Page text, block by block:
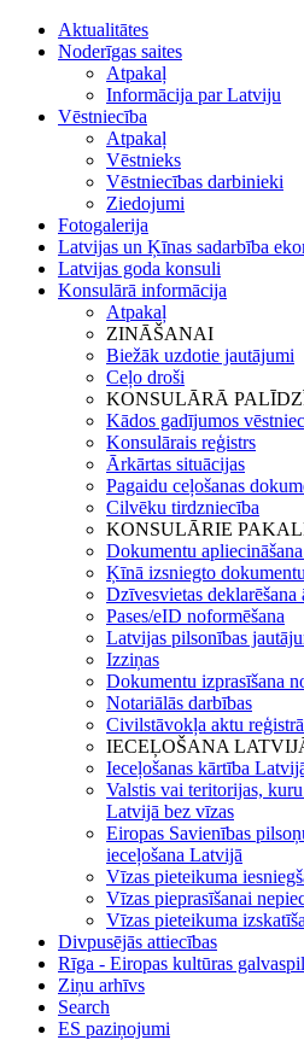
Aktualitātes
Noderīgas saites
Atpakaļ
Informācija par Latviju
Vēstniecība
Atpakaļ
Vēstnieks
Vēstniecības darbinieki
Ziedojumi
Fotogalerija
Latvijas un Ķīnas sadarbība
Latvijas goda konsuli
Konsulārā informācija
Atpakaļ
ZINĀŠANAI
Biežāk uzdotie jautājumi
Ceļo droši
KONSULĀRĀ
Kādos gadījumos
Konsulārais reģistrs
Ārkārtas situācijas
Pagaidu ceļošanas
Cilvēku tirdzniecība
KONSULĀRIE
Dokumentu
Ķīnā izsniegto
Dzīvesvietas deklarēšana
Pases/eID noformēšana
Latvijas pilsonības
Izziņas
Dokumentu izprasīšana
Notariālās darbības
Civilstāvokļa aktu
IECEĻOŠANA
Ieceļošanas kārtība
Valstis vai teritorijas,
Latvijā bez vīzas
Eiropas Savienības
ieceļošana Latvijā
Vīzas pieteikuma
Vīzas pieprasīšanai
Vīzas pieteikuma
Divpusējās attiecības
Rīga - Eiropas kultūras
Ziņu arhīvs
Search
ES paziņojumi